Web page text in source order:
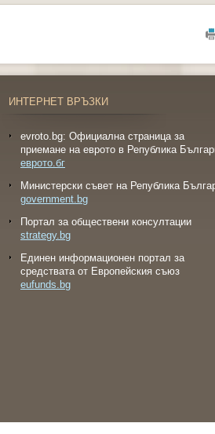
ИНТЕРНЕТ ВРЪЗКИ
evroto.bg: Официална страница за
приемане на еврото в Република
еврото.бг
Министерски съвет на Република
government.bg
Портал за обществени консултации
strategy.bg
Eдинен информационен портал за
средствата от Европейския съюз
eufunds.bg